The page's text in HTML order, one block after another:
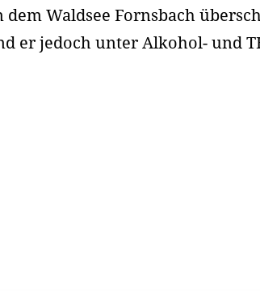
dem Waldsee Fornsbach
er jedoch unter Alkohol- und